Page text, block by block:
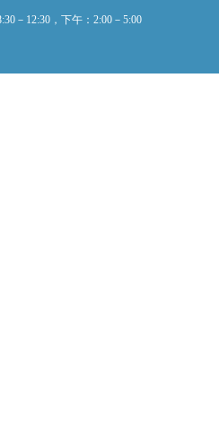
－12:30，下午：2:00－5:00